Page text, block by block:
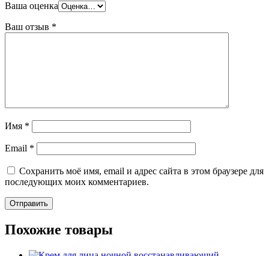
Ваша оценка
Ваш отзыв *
Имя *
Email *
Сохранить моё имя, email и адрес сайта в этом браузере для
последующих моих комментариев.
Похожие товары